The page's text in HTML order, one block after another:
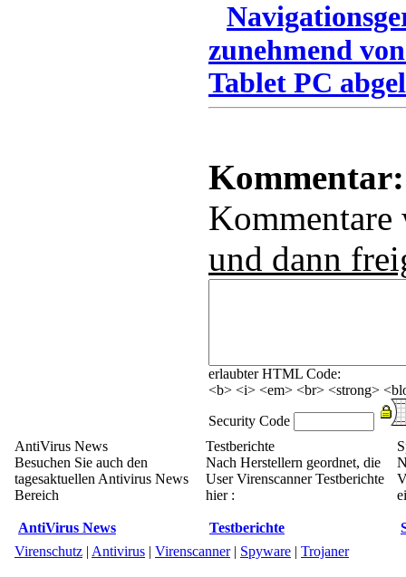
zunehmend
Tablet PC
Kommentar:
und dann
erlaubter HTML Code:
<b> <i> <em> <br> <strong>
Security Code
AntiVirus News
Besuchen Sie auch den
tagesaktuellen Antivirus News
Bereich
AntiVirus News
Testberichte
Nach Herstellern geordnet, die
User Virenscanner Testberichte
hier :
Testberichte
Virenschutz | Antivirus | Virenscanner| Spyware | Trojaner